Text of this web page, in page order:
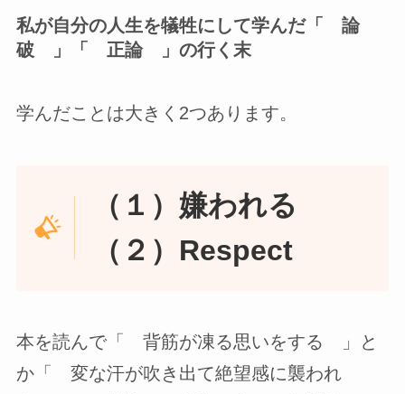
私が自分の人生を犠牲にして学んだ「 論
破 」「 正論 」の行く末
学んだことは大きく2つあります。
（１）嫌われる
（２）Respect
本を読んで「 背筋が凍る思いをする 」と
か「 変な汗が吹き出て絶望感に襲われ